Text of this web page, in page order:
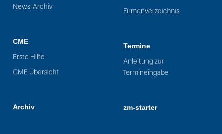
News-Archiv
CME
Erste Hilfe
CME Übersicht
Archiv
Firmenverzeichnis
Termine
Anleitung zur
Termineingabe
zm-starter